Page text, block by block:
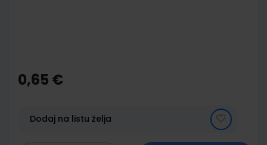
the
beginning
gallery
0,65 €
Dodaj na listu želja